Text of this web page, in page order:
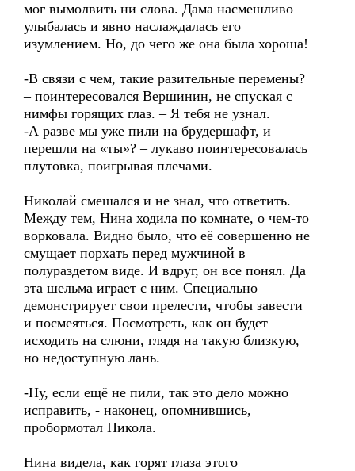
мог вымолвить ни слова. Дама насмешливо
улыбалась и явно наслаждалась его
изумлением. Но, до чего же она была хороша!
-В связи с чем, такие разительные перемены?
– поинтересовался Вершинин, не спуская с
нимфы горящих глаз. – Я тебя не узнал.
-А разве мы уже пили на брудершафт, и
перешли на «ты»? – лукаво поинтересовалась
плутовка, поигрывая плечами.
Николай смешался и не знал, что ответить.
Между тем, Нина ходила по комнате, о чем-то
ворковала. Видно было, что её совершенно не
смущает порхать перед мужчиной в
полураздетом виде. И вдруг, он все понял. Да
эта шельма играет с ним. Специально
демонстрирует свои прелести, чтобы завести
и посмеяться. Посмотреть, как он будет
исходить на слюни, глядя на такую близкую,
но недоступную лань.
-Ну, если ещё не пили, так это дело можно
исправить, - наконец, опомнившись,
пробормотал Никола.
Нина видела, как горят глаза этого